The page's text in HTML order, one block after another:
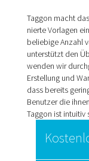
Taggon macht
nierte Vorlagen
beliebige Anzahl
unterstützt den
wenden wir
Erstellung und
dass bereits
Benutzer die
Taggon ist intuitiv